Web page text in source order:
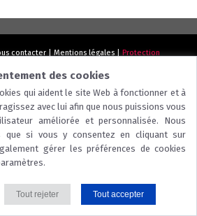
contacter| Mentions légales| Protection
des cookies
qui aident le site Web à fonctionner et à
avec lui afin que nous puissions vous
améliorée et personnalisée. Nous
que si vous y consentez en cliquant sur
gérer les préférences de cookies
Tout rejeter Tout accepter